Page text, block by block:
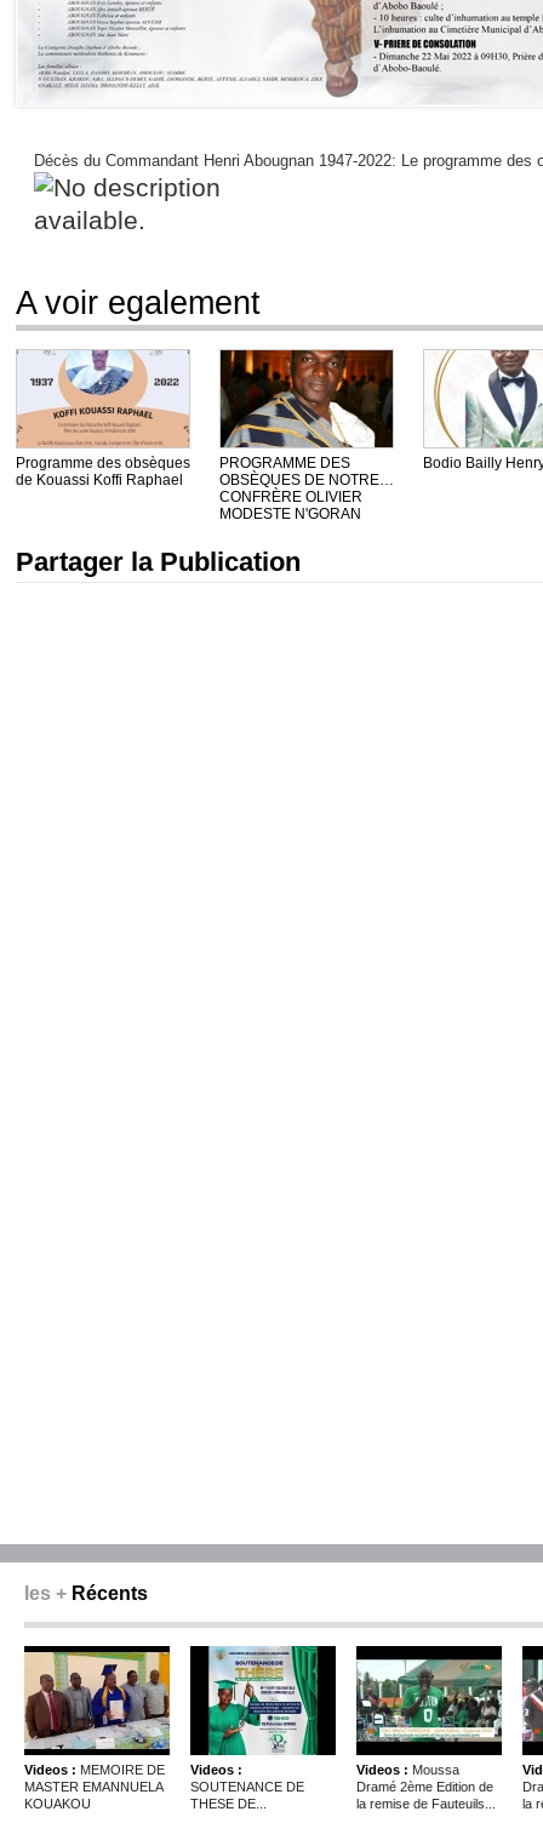
Décès du Commandant Henri Abougnan 1947-2022: Le programme des
A voir egalement
Programme des obsèques
de Kouassi Koffi Raphael
PROGRAMME DES
OBSÈQUES DE NOTRE
CONFRÈRE OLIVIER
MODESTE N'GORAN
Bodio Bailly
Partager la Publication
les + Récents
Videos : MEMOIRE DE
MASTER EMANNUELA
KOUAKOU
Videos :
SOUTENANCE DE
THESE DE...
Videos : Moussa
Dramé 2ème Edition de
la remise de Fauteuils...
la